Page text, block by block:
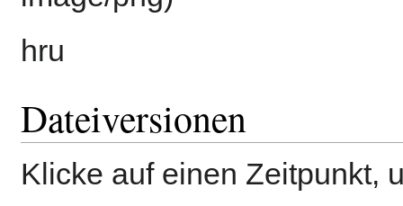
hru
Dateiversionen
Klicke auf einen Zeitpunkt,